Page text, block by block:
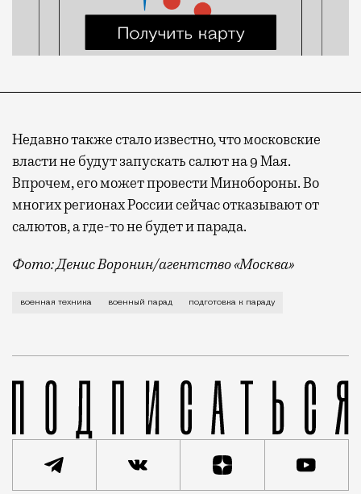
Недавно также стало известно, что московские
власти не будут запускать салют на 9 Мая.
Впрочем, его может провести Минобороны. Во
многих регионах России сейчас отказывают от
салютов, а где-то не будет и парада.
Фото: Денис Воронин/агентство «Москва»
До парада остается еще почти три недели, а в
военная техника военный парад подготовка к параду